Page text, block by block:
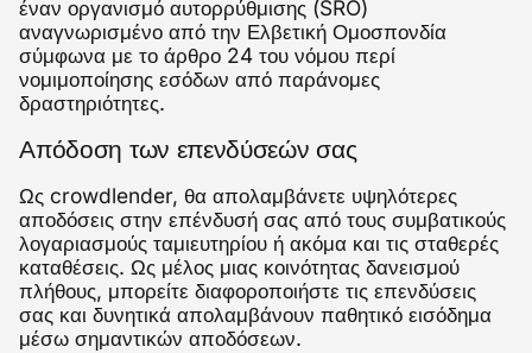
έναν οργανισμό αυτορρύθμισης (SRO)
αναγνωρισμένο από την Ελβετική Ομοσπονδία
σύμφωνα με το άρθρο 24 του νόμου περί
νομιμοποίησης εσόδων από παράνομες
δραστηριότητες.
Απόδοση των επενδύσεών σας
Ως crowdlender, θα απολαμβάνετε υψηλότερες
αποδόσεις στην επένδυσή σας από τους συμβατικούς
λογαριασμούς ταμιευτηρίου ή ακόμα και τις σταθερές
καταθέσεις. Ως μέλος μιας κοινότητας δανεισμού
πλήθους, μπορείτε διαφοροποιήστε τις επενδύσεις
σας και δυνητικά απολαμβάνουν παθητικό εισόδημα
μέσω σημαντικών αποδόσεων.